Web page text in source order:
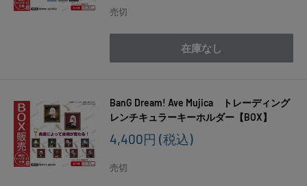
価
格
売切
在庫なし
BanG Dream! Ave Mujica トレーディング
レンチキュラーキーホルダー【BOX】
販
価
格
4,400円 (税込)
売切